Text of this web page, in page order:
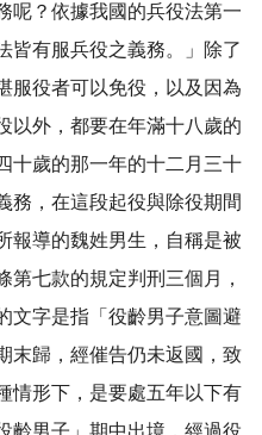
呢？依據我國的兵役法第一
皆有服兵役之義務。」除了
服役者可以免役，以及因為
以外，都要在年滿十八歲的
十歲的那一年的十二月三十
務，在這段起役與除役期間
報導的魏姓男生，自稱是被
第七款的規定判刑三個月，
文字是指「役齡男子意圖避
末歸，經催告仍未返國，致
情形下，是要處五年以下有